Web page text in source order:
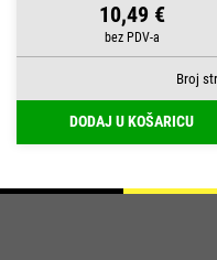
10,49 €
Broj
DODAJ U KOŠARICU